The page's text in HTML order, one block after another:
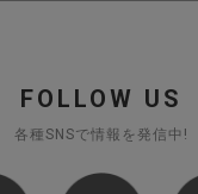
FOLLOW US
各種SNSで情報を発信中!